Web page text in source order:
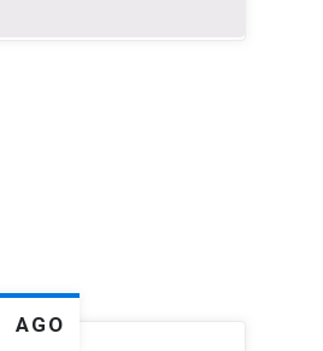
AGO